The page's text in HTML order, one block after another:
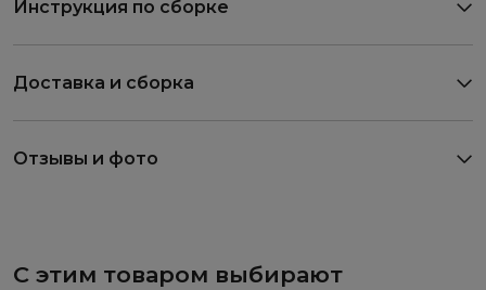
Инструкция по сборке
Доставка и сборка
Отзывы и фото
С этим товаром выбирают